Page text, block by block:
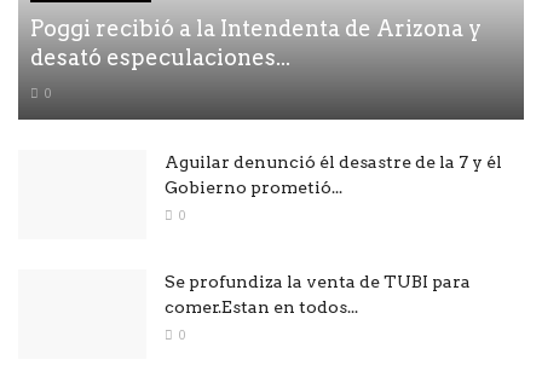
Poggi recibió a la Intendenta de Arizona y
desató especulaciones...
0
Aguilar denunció él desastre de la 7 y él
Gobierno prometió...
0
Se profundiza la venta de TUBI para
comer.Estan en todos...
0